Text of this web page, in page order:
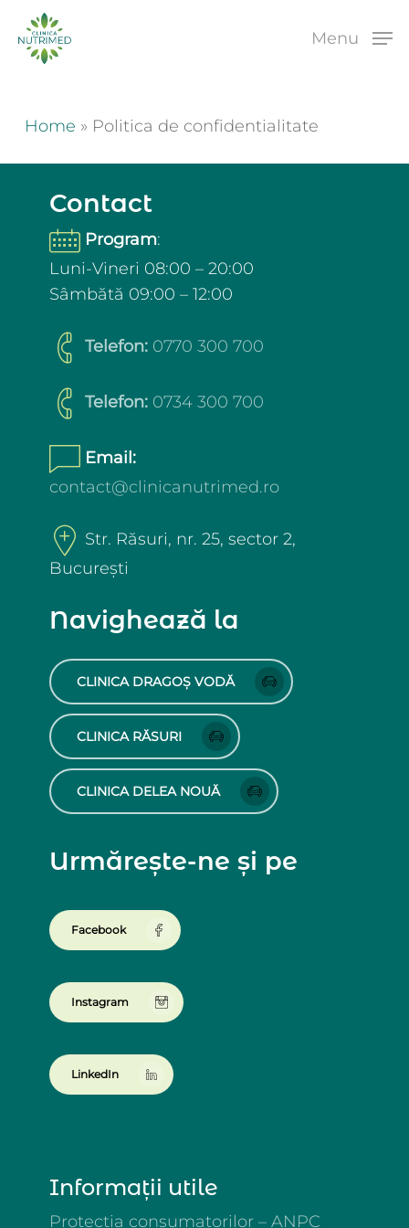
main
Menu
Home » Politica de confidentialitate
Contact
Program:
Luni-Vineri 08:00 – 20:00
Sâmbătă 09:00 – 12:00
Telefon: 0770 300 700
Telefon: 0734 300 700
Email:
contact@clinicanutrimed.ro
Str. Răsuri, nr. 25, sector 2,
București
Navighează la
CLINICA DRAGOȘ VODĂ
CLINICA RĂSURI
CLINICA DELEA NOUĂ
Urmărește-ne și pe
Facebook
Instagram
LinkedIn
Informații utile
Protecția consumatorilor – ANPC